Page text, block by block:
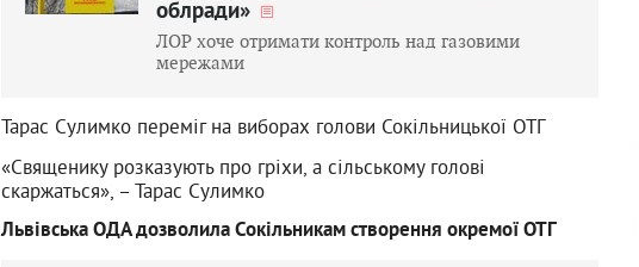
облради»
ЛОР хоче отримати контроль над газовими
мережами
Тарас Сулимко переміг на виборах голови Сокільницької ОТГ
«Священику розказують про гріхи, а сільському голові
скаржаться», – Тарас Сулимко
Львівська ОДА дозволила Сокільникам створення окремої ОТГ